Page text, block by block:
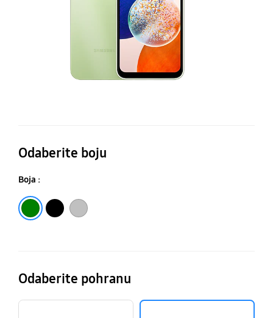
Odaberite boju
Boja :
Odaberite pohranu